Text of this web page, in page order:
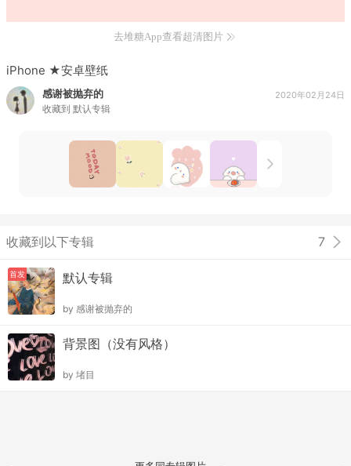
去堆糖App查看超清图片
iPhone ★安卓壁纸
感谢被抛弃的
收藏到 默认专辑
2020年02月24日
收藏到以下专辑 7
首发 默认专辑
by 感谢被抛弃的
背景图（没有风格）
by 堵目